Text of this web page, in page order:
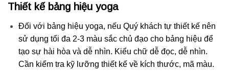
Thiết kế bảng hiệu yoga
Đối với bảng hiệu yoga, nếu Quý khách tự thiết kế nên
sử dụng tối đa 2-3 màu sắc chủ đạo cho bảng hiệu để
tạo sự hài hòa và dễ nhìn. Kiểu chữ dễ đọc, dễ nhìn.
Cần kiểm tra kỹ lưỡng thiết kế về kích thước, mã màu.